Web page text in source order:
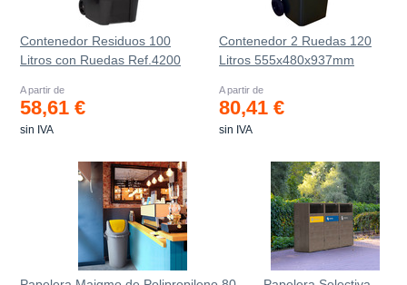
Contenedor Residuos 100
Litros con Ruedas Ref.4200
A partir de
58,61 €
sin IVA
Contenedor 2 Ruedas 120
Litros 555х480х937mm
A partir de
80,41 €
sin IVA